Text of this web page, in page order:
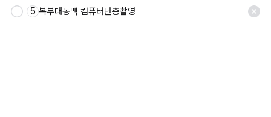
5 복부대동맥 컴퓨터단층촬영